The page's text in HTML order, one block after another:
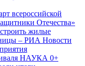
всероссийской
Отечества»
жилые
– РИА Новости
НАУКА 0+